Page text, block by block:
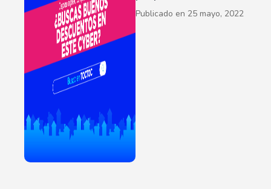
Publicado en 25 mayo, 2022